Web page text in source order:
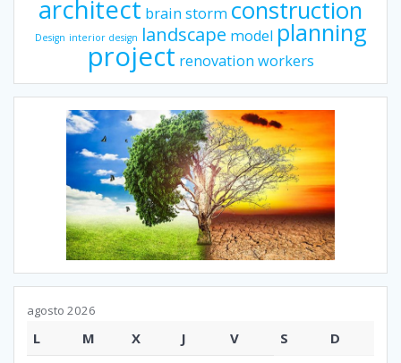
architect brain storm construction
Design interior design landscape model planning
project renovation workers
agosto 2026
L M X J V S
D